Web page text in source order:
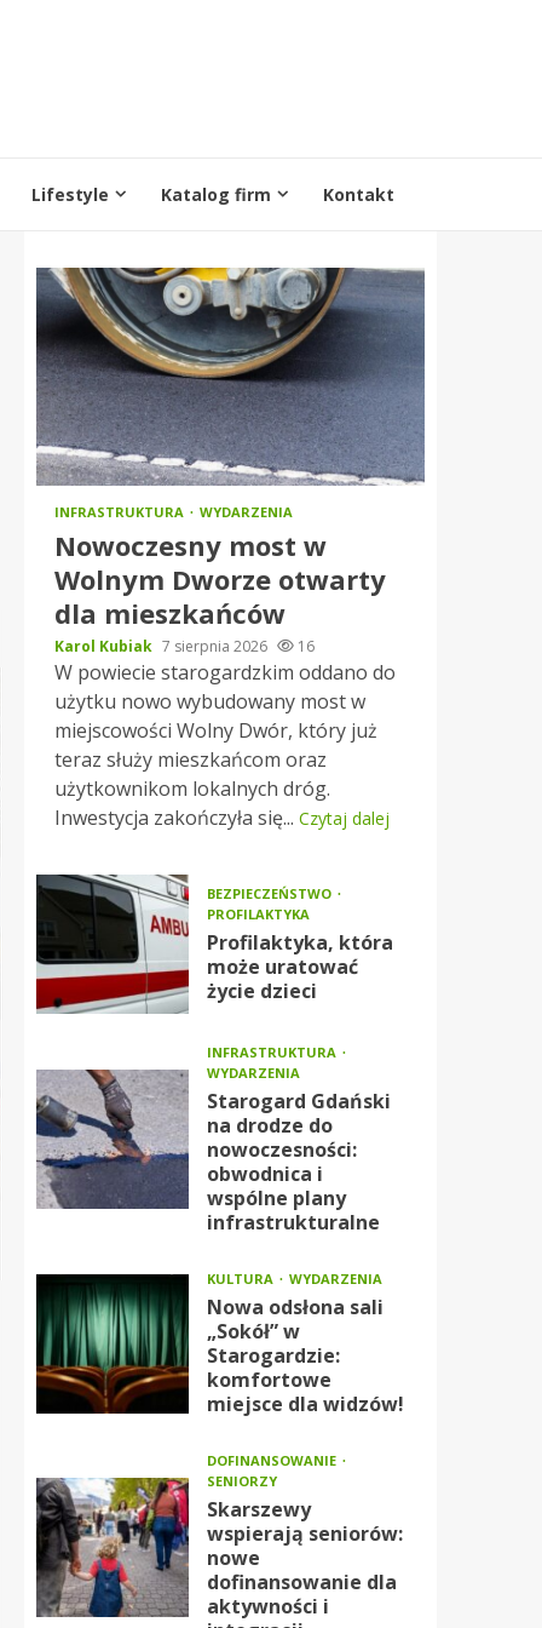
Lifestyle Katalog firm Kontakt
INFRASTRUKTURA WYDARZENIA
Nowoczesny most w
Wolnym Dworze otwarty
dla mieszkańców
Karol Kubiak 7 sierpnia 2026 16
W powiecie starogardzkim oddano do
użytku nowo wybudowany most w
miejscowości Wolny Dwór, który już
teraz służy mieszkańcom oraz
użytkownikom lokalnych dróg.
Inwestycja zakończyła się... Czytaj dalej
BEZPIECZEŃSTWO
PROFILAKTYKA
Profilaktyka, która
może uratować
życie dzieci
INFRASTRUKTURA
WYDARZENIA
Starogard Gdański
na drodze do
nowoczesności:
obwodnica i
wspólne plany
infrastrukturalne
KULTURA WYDARZENIA
Nowa odsłona sali
„Sokół” w
Starogardzie:
komfortowe
miejsce dla widzów!
DOFINANSOWANIE
SENIORZY
Skarszewy
wspierają seniorów:
nowe
dofinansowanie dla
aktywności i